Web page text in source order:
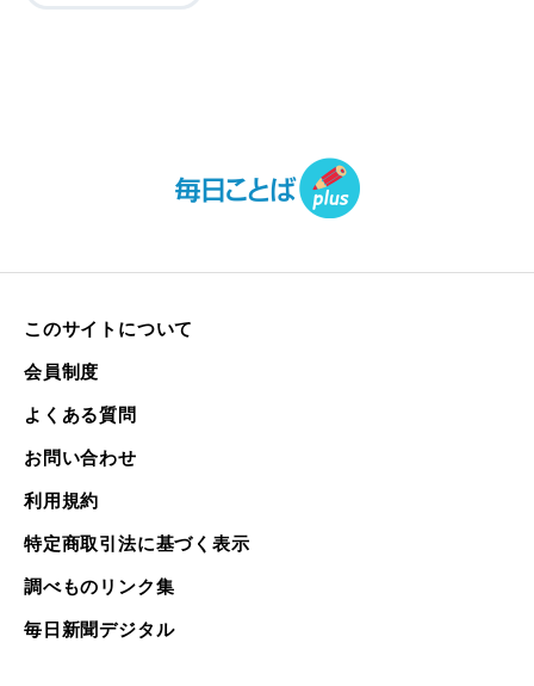
このサイトについて
会員制度
よくある質問
お問い合わせ
利用規約
特定商取引法に基づく表示
調べものリンク集
毎日新聞デジタル